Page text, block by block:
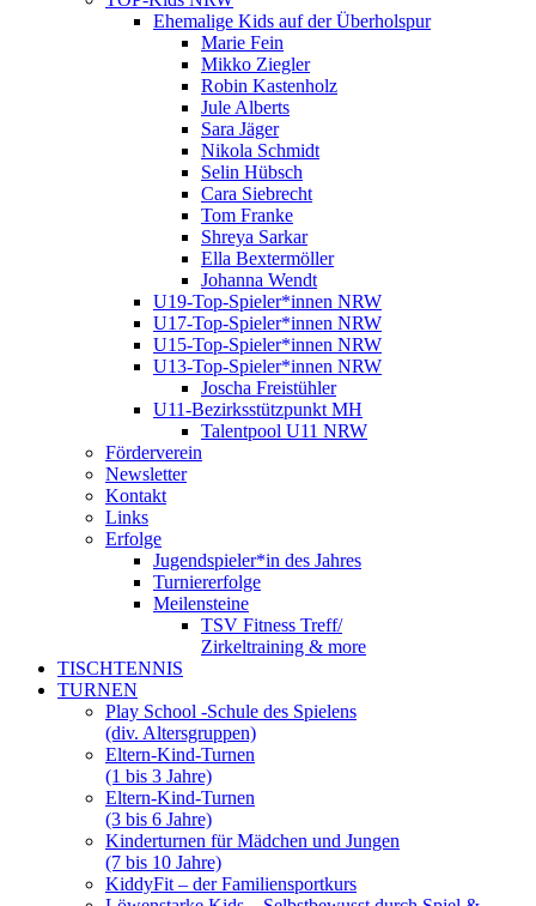
Ehemalige Kids auf der Überholspur
Marie Fein
Mikko Ziegler
Robin Kastenholz
Jule Alberts
Sara Jäger
Nikola Schmidt
Selin Hübsch
Cara Siebrecht
Tom Franke
Shreya Sarkar
Ella Bextermöller
Johanna Wendt
U19-Top-Spieler*innen NRW
U17-Top-Spieler*innen NRW
U15-Top-Spieler*innen NRW
U13-Top-Spieler*innen NRW
Joscha Freistühler
U11-Bezirksstützpunkt MH
Talentpool U11 NRW
Förderverein
Newsletter
Kontakt
Links
Erfolge
Jugendspieler*in des Jahres
Turniererfolge
Meilensteine
TSV Fitness Treff/
Zirkeltraining & more
TISCHTENNIS
TURNEN
Play School -Schule des Spielens
(div. Altersgruppen)
Eltern-Kind-Turnen
(1 bis 3 Jahre)
Eltern-Kind-Turnen
(3 bis 6 Jahre)
Kinderturnen für Mädchen und Jungen
(7 bis 10 Jahre)
KiddyFit – der Familiensportkurs